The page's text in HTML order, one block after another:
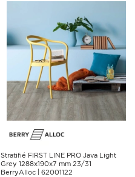
Stratifié FIRST LINE PRO Java Light
Grey 1288x190x7 mm 23/31
BerryAlloc | 62001122